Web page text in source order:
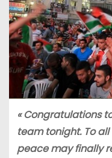
« Congratulations
team tonight. To
peace may finally